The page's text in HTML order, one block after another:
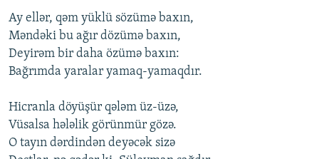
Ay ellər, qəm yüklü sözümə baxın,
Məndəki bu ağır dözümə baxın,
Deyirəm bir daha özümə baxın:
Bağrımda yaralar yamaq-yamaqdır.
Hicranla döyüşür qələm üz-üzə,
Vüsalsa hələlik görünmür gözə.
O tayın dərdindən deyəcək sizə